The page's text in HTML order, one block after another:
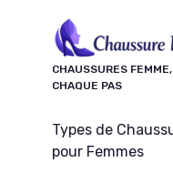
CHAUSSURES
CHAQUE PAS
Types de
pour Femmes